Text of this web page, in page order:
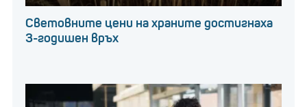
Световните цени на храните достигнаха
3-годишен връх